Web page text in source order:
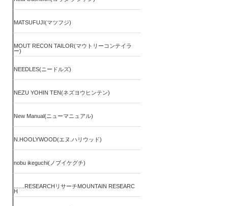
MATSUFUJI(マツフジ)
MOUT RECON TAILOR(マウトリーコンテイラ
ー)
NEEDLES(ニードルズ)
NEZU YOHIN TEN(ネズヨウヒンテン)
New Manual(ニューマニュアル)
N.HOOLYWOOD(エヌ.ハリウッド)
nobu ikeguchi(ノブイケグチ)
.......RESEARCHリサーチMOUNTAIN RESEARC
H